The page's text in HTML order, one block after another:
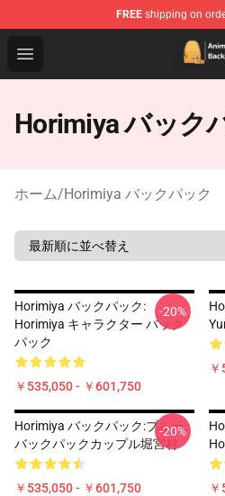
FREE shipping on
Open menu
Anime Backpack Shop -
Horimiya バック
ホーム/Horimiya バックパック
Horimiya バックパック:
Horimiya キャラクター バック
パック
￥535,050 - ￥601,750
-20%
Horimiya バックパック:ブルー
バックパックカップル堀宮村
￥535,050 - ￥601,750
-20%